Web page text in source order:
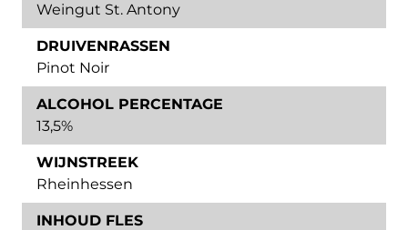
Weingut St. Antony
DRUIVENRASSEN
Pinot Noir
ALCOHOL PERCENTAGE
13,5%
WIJNSTREEK
Rheinhessen
INHOUD FLES